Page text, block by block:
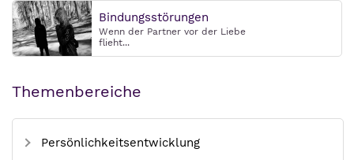
Bindungsstörungen
Wenn der Partner vor der Liebe
flieht...
Themenbereiche
Persönlichkeitsentwicklung